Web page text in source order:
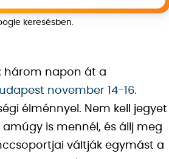
keresésben.
három napon át a
november 14-16.
élménnyel. Nem kell jegyet
is mennél, és állj meg
váltják egymást a